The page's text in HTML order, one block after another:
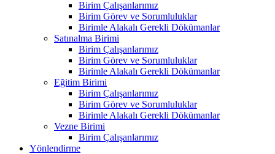
Birim Çalışanlarımız
Birim Görev ve Sorumluluklar
Birimle Alakalı Gerekli Dökümanlar
Satınalma Birimi
Birim Çalışanlarımız
Birim Görev ve Sorumluluklar
Birimle Alakalı Gerekli Dökümanlar
Eğitim Birimi
Birim Çalışanlarımız
Birim Görev ve Sorumluluklar
Birimle Alakalı Gerekli Dökümanlar
Vezne Birimi
Birim Çalışanlarımız
Yönlendirme